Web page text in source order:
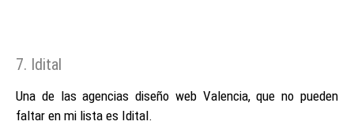
7. Idital
Una de las agencias diseño web Valencia, que no pueden
faltar en mi lista es Idital.